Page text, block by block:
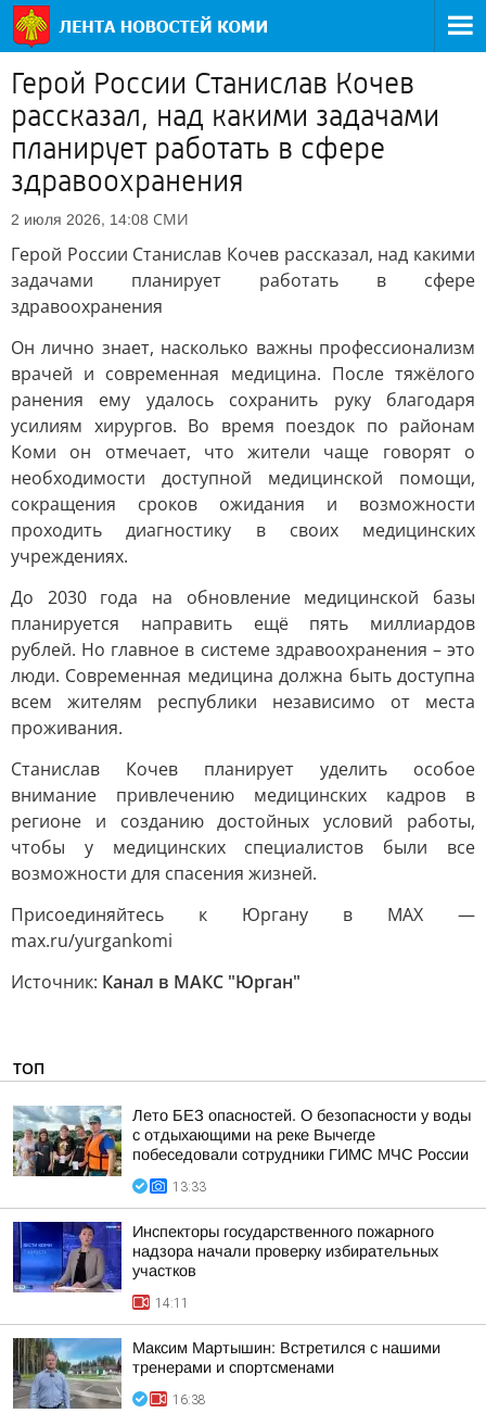
Герой России Станислав Кочев
рассказал, над какими задачами
планирует работать в сфере
здравоохранения
2 июля 2026, 14:08 СМИ
Герой России Станислав Кочев рассказал, над какими
задачами планирует работать в сфере
здравоохранения
Он лично знает, насколько важны профессионализм
врачей и современная медицина. После тяжёлого
ранения ему удалось сохранить руку благодаря
усилиям хирургов. Во время поездок по районам
Коми он отмечает, что жители чаще говорят о
необходимости доступной медицинской помощи,
сокращения сроков ожидания и возможности
проходить диагностику в своих медицинских
учреждениях.
До 2030 года на обновление медицинской базы
планируется направить ещё пять миллиардов
рублей. Но главное в системе здравоохранения – это
люди. Современная медицина должна быть доступна
всем жителям республики независимо от места
проживания.
Станислав Кочев планирует уделить особое
внимание привлечению медицинских кадров в
регионе и созданию достойных условий работы,
чтобы у медицинских специалистов были все
возможности для спасения жизней.
Присоединяйтесь к Юргану в MAX —
max.ru/yurgankomi
Источник: Канал в МАКС "Юрган"
ТОП
Лето БЕЗ опасностей. О безопасности у воды
с отдыхающими на реке Вычегде
побеседовали сотрудники ГИМС МЧС России
13:33
Инспекторы государственного пожарного
надзора начали проверку избирательных
участков
14:11
Максим Мартышин: Встретился с нашими
тренерами и спортсменами
16:38